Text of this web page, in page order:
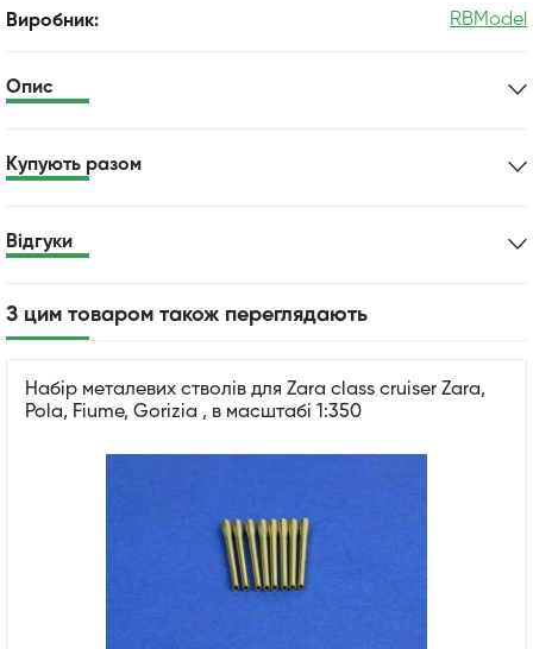
Виробник: RBModel
Опис
Купують разом
Відгуки
З цим товаром також переглядають
Набір металевих стволів для Zara class cruiser Zara,
Pola, Fiume, Gorizia , в масштабі 1:350